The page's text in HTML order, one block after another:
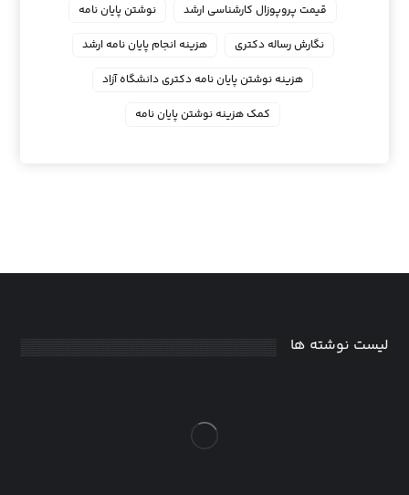
قیمت پروپوزال کارشناسی ارشد
نوشتن پایان نامه
نگارش رساله دکتری
هزینه انجام پایان نامه ارشد
هزینه نوشتن پایان نامه دکتری دانشگاه آزاد
کمک هزینه نوشتن پایان نامه
لیست نوشته ها